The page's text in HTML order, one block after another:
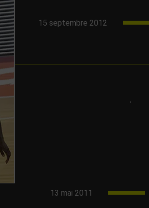
15 septembre 2012
13 mai 2011